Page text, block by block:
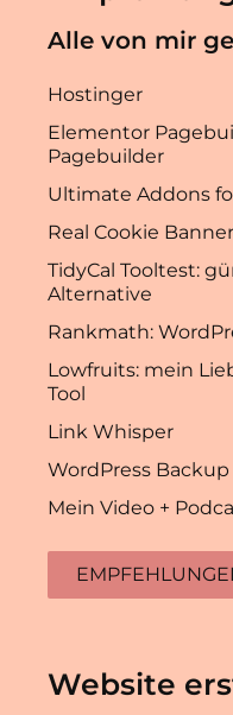
Alle von mir
Hostinger
Elementor
Pagebuilder
Ultimate Addons
Real Cookie Banner
TidyCal Tooltest:
Alternative
Rankmath:
Lowfruits: mein
Tool
Link Whisper
WordPress
Mein Video +
Website